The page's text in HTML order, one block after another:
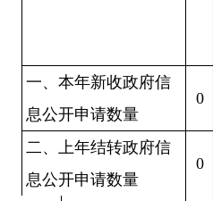
一、本年新收政府信
息公开申请数量
0
二、上年结转政府信
息公开申请数量
0